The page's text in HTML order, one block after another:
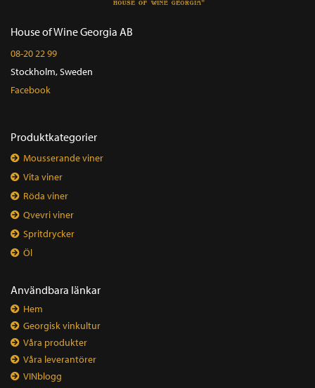
House of Wine Georgia AB
08-20 22 99
Stockholm, Sweden
Facebook
Produktkategorier
Mousserande viner
Vita viner
Röda viner
Qvevri viner
Spritdrycker
Öl
Användbara länkar
Hem
Georgisk vinkultur
Våra produkter
Våra leverantörer
VINblogg